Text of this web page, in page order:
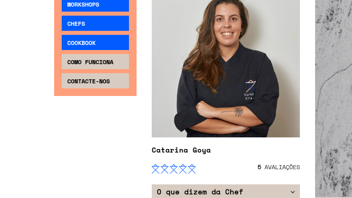
WORKSHOPS
CHEFS
COOKBOOK
COMO FUNCIONA
CONTACTE-NOS
Catarina Goya
5AVALIAÇÕES
O que dizem da Chef